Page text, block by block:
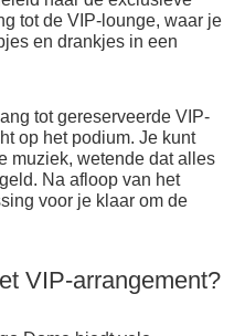
tot de VIP-lounge, waar je
en drankjes in een
tot gereserveerde VIP-
op het podium. Je kunt
muziek, wetende dat alles
Na afloop van het
voor je klaar om de
VIP-arrangement?